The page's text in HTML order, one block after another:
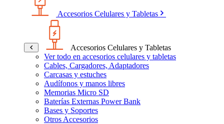
Accesorios Celulares y Tabletas
Accesorios Celulares y Tabletas
Ver todo en accesorios celulares y tabletas
Cables, Cargadores, Adaptadores
Carcasas y estuches
Audífonos y manos libres
Memorias Micro SD
Baterías Externas Power Bank
Bases y Soportes
Otros Accesorios